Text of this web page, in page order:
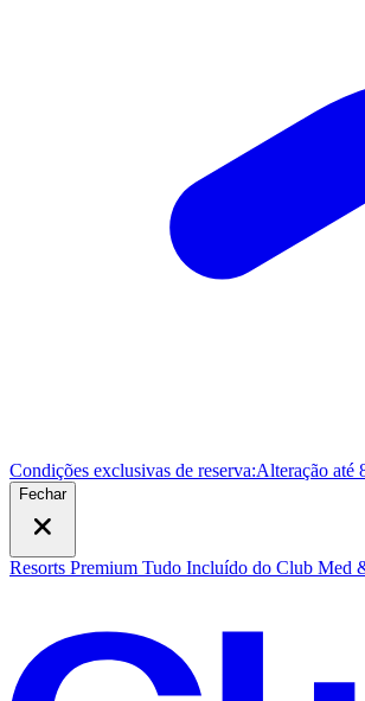
Condições exclusivas de reserva:Alteração até
Fechar
Resorts Premium Tudo Incluído do Club Med